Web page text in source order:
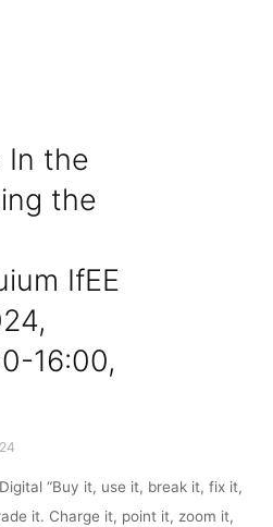
In the
the
IfEE
16:00,
“Buy it, use it, break it, fix it,
it. Charge it, point it, zoom it,